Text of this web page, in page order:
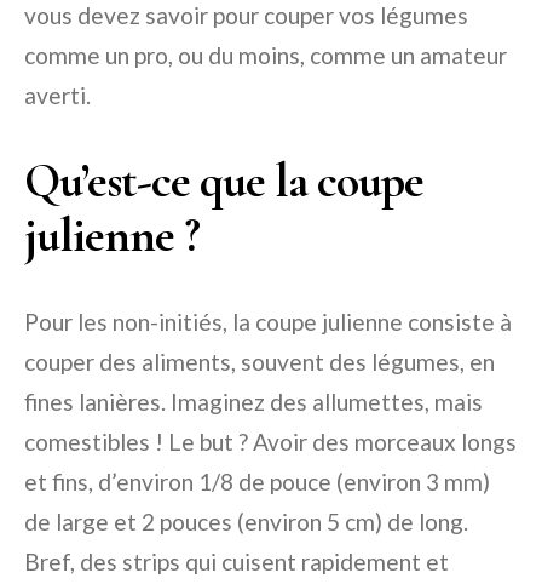
vous devez savoir pour couper vos légumes
comme un pro, ou du moins, comme un amateur
averti.
Qu’est-ce que la coupe
julienne ?
Pour les non-initiés, la coupe julienne consiste à
couper des aliments, souvent des légumes, en
fines lanières. Imaginez des allumettes, mais
comestibles ! Le but ? Avoir des morceaux longs
et fins, d’environ 1/8 de pouce (environ 3 mm)
de large et 2 pouces (environ 5 cm) de long.
Bref, des strips qui cuisent rapidement et